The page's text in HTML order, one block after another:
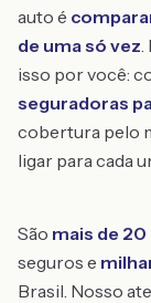
auto é
de uma só vez.
isso por você:
seguradoras
cobertura pelo
ligar para cada
São mais de
seguros e
Brasil. Nosso